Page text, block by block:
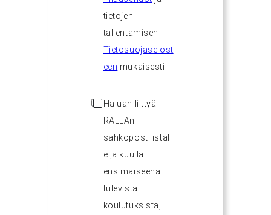
tietojeni
tallentamisen
Tietosuojaselost
een mukaisesti
Haluan liittyä
RALLAn
sähköpostilistall
e ja kuulla
ensimäiseenä
tulevista
koulutuksista,